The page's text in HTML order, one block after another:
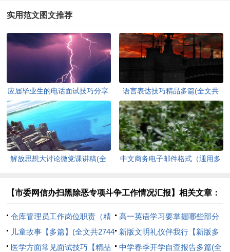
实用范文图文推荐
应届毕业生的电话面试技巧分享
(全文共3555字)
语言表达技巧精品多篇(全文共
9049字)
解放思想大讨论微党课讲稿(全
中文商务电子邮件格式（通用多
【市委网信办扫黑除恶专项斗争工作情况汇报】相关文章：
仓库管理员工作岗位职责（精
品多篇）(全文共1764字)
高一英语学习要掌握哪些部分
(全文共959字)
儿童故事【多篇】(全文共2744
字)
新版文明礼仪伴我行【新版多
篇】(全文共2798字)
医学方面常见面试技巧【精品 中学春季开学自查报告多篇(全